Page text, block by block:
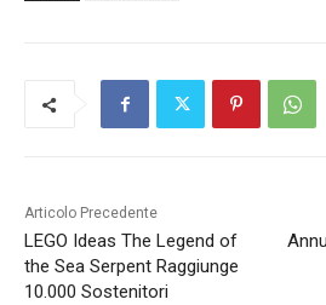
Articolo Precedente
LEGO Ideas The Legend of
the Sea Serpent Raggiunge
10.000 Sostenitori